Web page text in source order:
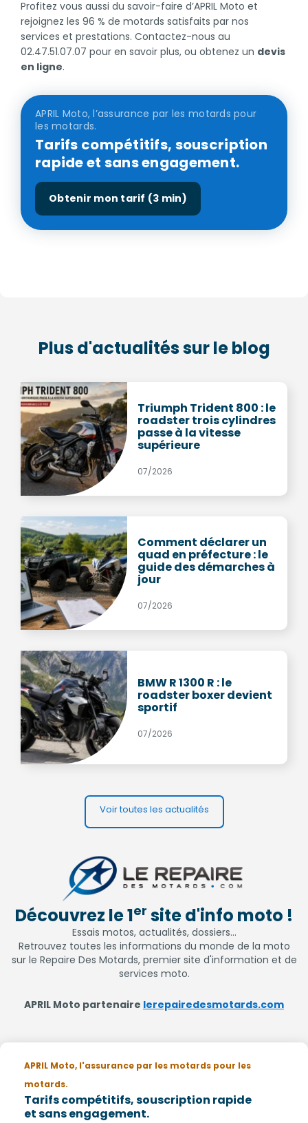
Profitez vous aussi du savoir-faire d’APRIL Moto et
rejoignez les 96 % de motards satisfaits par nos
services et prestations. Contactez-nous au
02.47.51.07.07 pour en savoir plus, ou obtenez un devis
en ligne.
APRIL Moto, l’assurance par les motards pour
les motards.
Tarifs compétitifs, souscription
rapide et sans engagement.
Obtenir mon tarif (3 min)
Plus d'actualités sur le blog
Triumph Trident 800 : le
roadster trois cylindres
passe à la vitesse
supérieure
07/2026
Comment déclarer un
quad en préfecture : le
guide des démarches à
jour
07/2026
BMW R 1300 R : le
roadster boxer devient
sportif
07/2026
Voir toutes les actualités
Découvrez le 1er site d'info moto !
Essais motos, actualités, dossiers...
Retrouvez toutes les informations du monde de la moto
sur le Repaire Des Motards, premier site d'information et de
services moto.
APRIL Moto partenaire lerepairedesmotards.com
APRIL Moto, l'assurance par les motards pour les
motards.
Tarifs compétitifs, souscription rapide
et sans engagement.